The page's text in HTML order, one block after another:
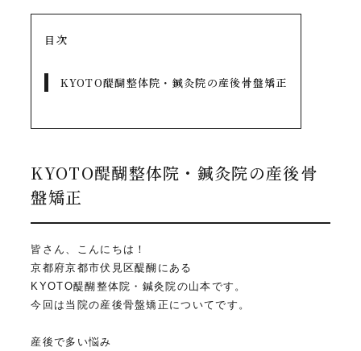
目次
KYOTO醍醐整体院・鍼灸院の産後骨盤矯正
KYOTO醍醐整体院・鍼灸院の産後骨
盤矯正
皆さん、こんにちは！
京都府京都市伏見区醍醐にある
KYOTO醍醐整体院・鍼灸院の山本です。
今回は当院の産後骨盤矯正についてです。
産後で多い悩み